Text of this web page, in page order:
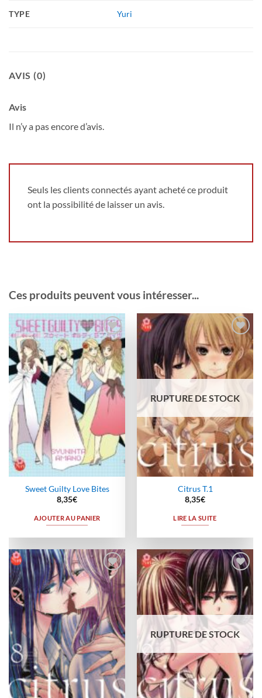
TYPE Yuri
AVIS (0)
Avis
Il n’y a pas encore d’avis.
Seuls les clients connectés ayant acheté ce produit
ont la possibilité de laisser un avis.
Ces produits peuvent vous intéresser...
Ajouter
à la
wishlist
Sweet Guilty Love Bites
8,35€
AJOUTER AU PANIER
Ajouter
à la
wishlist
RUPTURE DE STOCK
Citrus T.1
8,35€
LIRE LA SUITE
Ajouter
à la
wishlist
Ajouter
à la
wishlist
RUPTURE DE STOCK